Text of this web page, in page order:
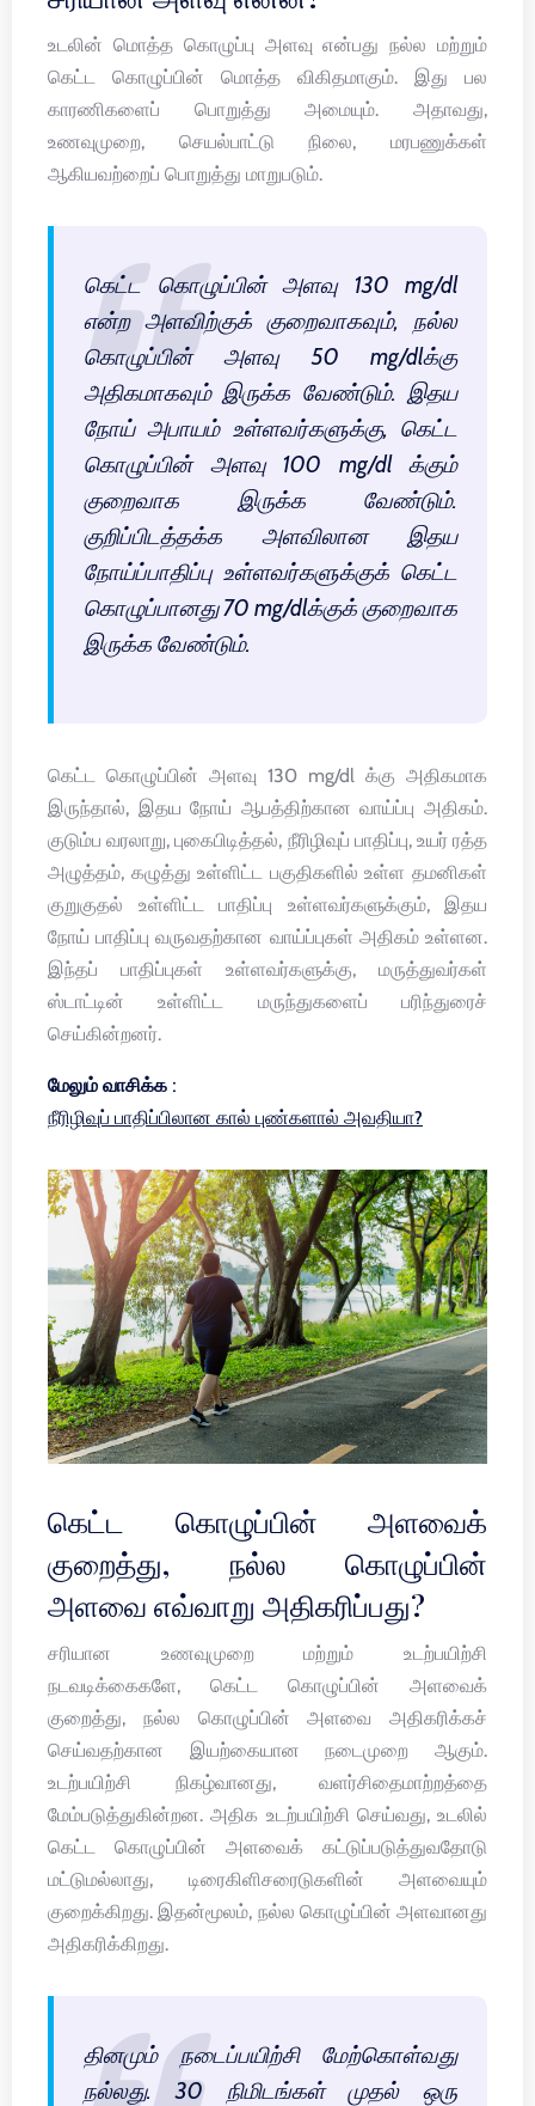
உடலின் மொத்த கொழுப்பு அளவு என்பது நல்ல மற்றும்
கெட்ட கொழுப்பின் மொத்த விகிதமாகும். இது பல
காரணிகளைப் பொறுத்து அமையும். அதாவது,
உணவுமுறை, செயல்பாட்டு நிலை, மரபணுக்கள்
ஆகியவற்றைப் பொறுத்து மாறுபடும்.
கெட்ட கொழுப்பின் அளவு 130 mg/dl
என்ற அளவிற்குக் குறைவாகவும், நல்ல
கொழுப்பின் அளவு 50 mg/dlக்கு
அதிகமாகவும் இருக்க வேண்டும். இதய
நோய் அபாயம் உள்ளவர்களுக்கு, கெட்ட
கொழுப்பின் அளவு 100 mg/dl க்கும்
குறைவாக இருக்க வேண்டும்.
குறிப்பிடத்தக்க அளவிலான இதய
நோய்ப்பாதிப்பு உள்ளவர்களுக்குக் கெட்ட
கொழுப்பானது 70 mg/dlக்குக் குறைவாக
இருக்க வேண்டும்.
கெட்ட கொழுப்பின் அளவு 130 mg/dl க்கு அதிகமாக
இருந்தால், இதய நோய் ஆபத்திற்கான வாய்ப்பு அதிகம்.
குடும்ப வரலாறு, புகைபிடித்தல், நீரிழிவுப் பாதிப்பு, உயர் ரத்த
அழுத்தம், கழுத்து உள்ளிட்ட பகுதிகளில் உள்ள தமனிகள்
குறுகுதல் உள்ளிட்ட பாதிப்பு உள்ளவர்களுக்கும், இதய
நோய் பாதிப்பு வருவதற்கான வாய்ப்புகள் அதிகம் உள்ளன.
இந்தப் பாதிப்புகள் உள்ளவர்களுக்கு, மருத்துவர்கள்
ஸ்டாட்டின் உள்ளிட்ட மருந்துகளைப் பரிந்துரைச்
செய்கின்றனர்.
மேலும் வாசிக்க :
நீரிழிவுப் பாதிப்பிலான கால் புண்களால் அவதியா?
கெட்ட கொழுப்பின் அளவைக்
குறைத்து, நல்ல கொழுப்பின்
அளவை எவ்வாறு அதிகரிப்பது?
சரியான உணவுமுறை மற்றும் உடற்பயிற்சி
நடவடிக்கைகளே, கெட்ட கொழுப்பின் அளவைக்
குறைத்து, நல்ல கொழுப்பின் அளவை அதிகரிக்கச்
செய்வதற்கான இயற்கையான நடைமுறை ஆகும்.
உடற்பயிற்சி நிகழ்வானது, வளர்சிதைமாற்றத்தை
மேம்படுத்துகின்றன. அதிக உடற்பயிற்சி செய்வது, உடலில்
கெட்ட கொழுப்பின் அளவைக் கட்டுப்படுத்துவதோடு
மட்டுமல்லாது, டிரைகிளிசரைடுகளின் அளவையும்
குறைக்கிறது. இதன்மூலம், நல்ல கொழுப்பின் அளவானது
அதிகரிக்கிறது.
தினமும் நடைப்பயிற்சி மேற்கொள்வது
நல்லது. 30 நிமிடங்கள் முதல் ஒரு